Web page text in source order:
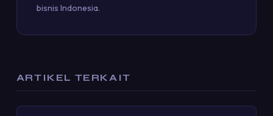
bisnis Indonesia.
ARTIKEL TERKAIT